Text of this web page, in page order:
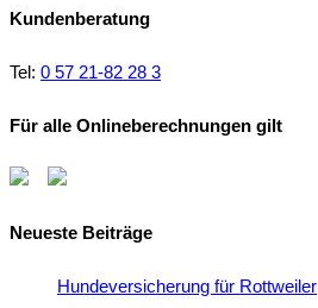
Kundenberatung
Tel: 0 57 21-82 28 3
Für alle Onlineberechnungen gilt
Neueste Beiträge
Hundeversicherung für Rottweiler